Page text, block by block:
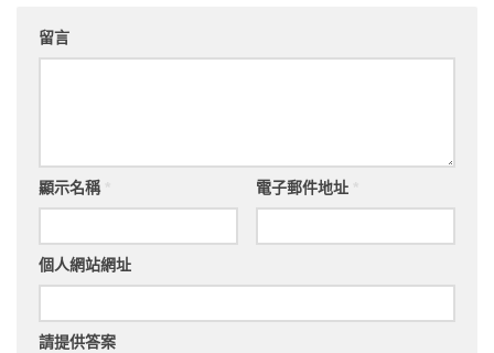
留言
顯示名稱 電子郵件地址
個人網站網址
請提供答案